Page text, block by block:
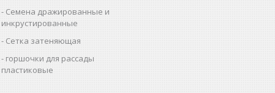
Семена дражированные и
инкрустированные
Сетка затеняющая
горшочки для рассады
пластиковые